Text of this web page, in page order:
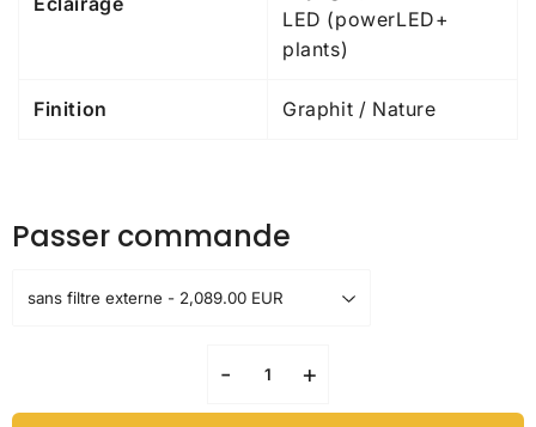
LED (powerLED+
plants)
Finition Graphit / Nature
Passer commande
- +